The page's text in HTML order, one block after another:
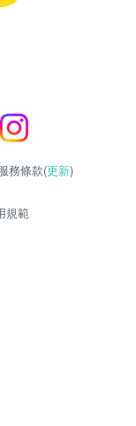
務條款(更新)
規範